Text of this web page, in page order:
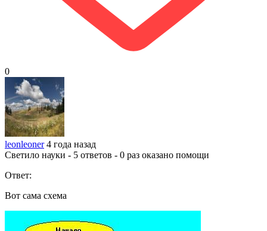
0
leonleoner 4 года назад
Светило науки - 5 ответов - 0 раз оказано помощи
Ответ:
Вот сама схема